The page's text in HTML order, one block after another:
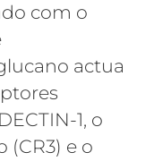
com o
actua
1, o
e o